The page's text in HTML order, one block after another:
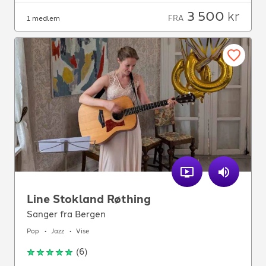
1 medlem FRA 3 500 kr
Line Stokland Røthing
Sanger fra Bergen
Pop Jazz Vise
(6)